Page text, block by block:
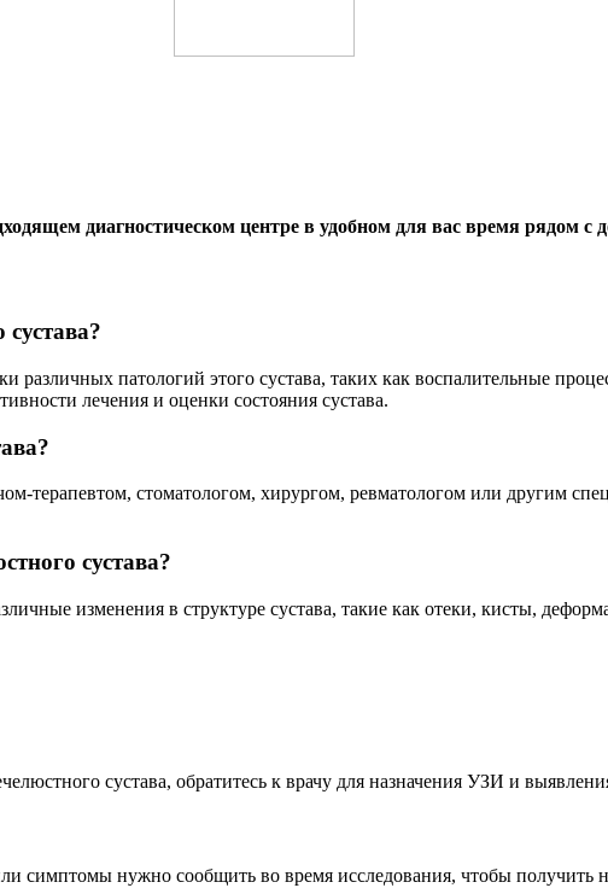
диагностическом центре в удобном для вас время рядом с
различных патологий этого сустава, таких как воспалительные
лечения и оценки состояния сустава.
терапевтом, стоматологом, хирургом, ревматологом или другим
сустава?
изменения в структуре сустава, такие как отеки, кисты,
сустава, обратитесь к врачу для назначения УЗИ и
нужно сообщить во время исследования, чтобы получить